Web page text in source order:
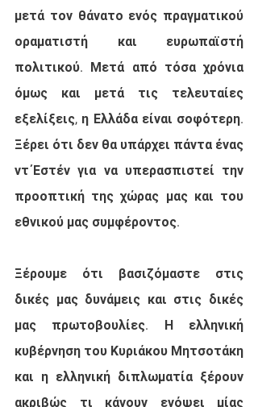
μετά τον θάνατο ενός πραγματικού
οραματιστή και ευρωπαϊστή
πολιτικού. Μετά από τόσα χρόνια
όμως και μετά τις τελευταίες
εξελίξεις, η Ελλάδα είναι σοφότερη.
Ξέρει ότι δεν θα υπάρχει πάντα ένας
ντ΄Εστέν για να υπερασπιστεί την
προοπτική της χώρας μας και του
εθνικού μας συμφέροντος.
Ξέρουμε ότι βασιζόμαστε στις
δικές μας δυνάμεις και στις δικές
μας πρωτοβουλίες. Η ελληνική
κυβέρνηση του Κυριάκου Μητσοτάκη
και η ελληνική διπλωματία ξέρουν
ακριβώς τι κάνουν ενόψει μίας